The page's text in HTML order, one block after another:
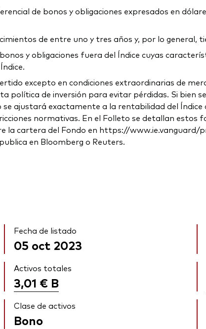
de bonos y obligaciones expresados en
de entre uno y tres años y, por lo general,
y obligaciones fuera del Índice cuyas
excepto en condiciones extraordinarias de
política de inversión para evitar pérdidas. Si bien
ajustará exactamente a la rentabilidad del
normativas. En el Folleto se detallan estos
la cartera del Fondo en https://www.ie.vanguard/
en Bloomberg o Reuters.
Fecha de listado
05 oct 2023
Activos totales
3,01 € B
Clase de activos
Bono